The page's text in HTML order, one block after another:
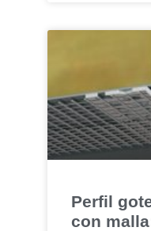
Perfil
con